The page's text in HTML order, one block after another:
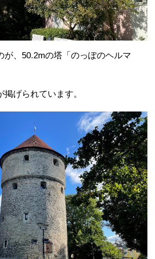
が、50.2mの塔「のっぽのヘルマ
げられています。